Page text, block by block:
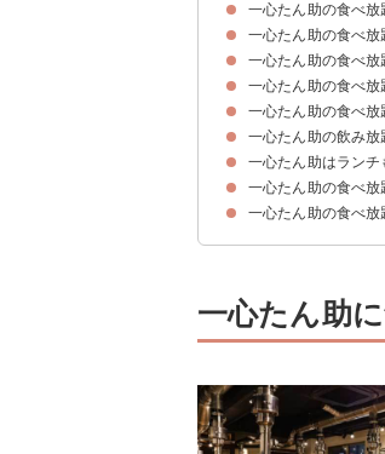
一心たん助の食べ放
一心たん助はランチ
一心たん助の食べ放
一心たん助の店舗一
一心たん助の食べ放
①プレミアムコース
②プレミアムコース
③プレミアムコース
一心たん助の食べ放
タン
特選ハラミ
ヒレ
カルビ
ロース
新鮮ホルモン
肉刺し
肉寿司
ひつまぶし
サラダ・野菜・逸品
ご飯
一心たん助の食べ放
食べ放題スタートメ
牛タン
スペシャル
上ロース
牛カルビ
特選ハラミ
絶品ホルモン
肉刺し
サイドメニュー
ご飯
一心たん助の食べ放
食べ放題スタートメ
牛タン
スペシャル
上ロース
牛カルビ
特選ハラミ
絶品ホルモン
肉刺し
サイドメニュー
ご飯
一心たん助の食べ放
①厚切り牛タン（全
②仙台牛タン（全店
③厚切り赤身サーロ
④タン&ハラミユッ
⑤牛タンひつまぶし
一心たん助の飲み放
ビール
ウイスキードリンク
酎ハイ
サワー
果実酒・韓国酒
カクテル
ソフトドリンク
一心たん助はランチ
おすすめ①セレクト
おすすめ②平日お昼
一心たん助の食べ放
一心たん助の食べ放
一心たん助